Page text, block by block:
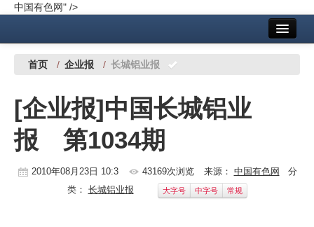
中国有色网" />
中国有色金属报社主办 广告服务
铜镍铅锌
铝
稀有稀土
首页 / 企业报 / 长城铝业报
[企业报]中国长城铝业
报 第1034期
2010年08月23日 10:3 43169次浏览 来源： 中国有色网 分
类： 长城铝业报 大字号 中字号 常规